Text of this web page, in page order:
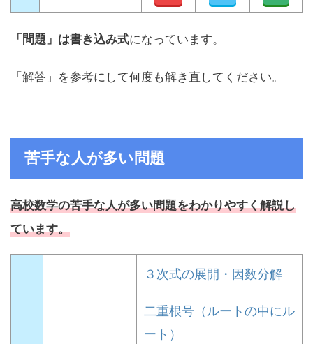
「問題」は書き込み式になっています。
「解答」を参考にして何度も解き直してください。
苦手な人が多い問題
高校数学の苦手な人が多い問題をわかりやすく解説し
ています。
３次式の展開・因数分解
二重根号（ルートの中にル
ート）